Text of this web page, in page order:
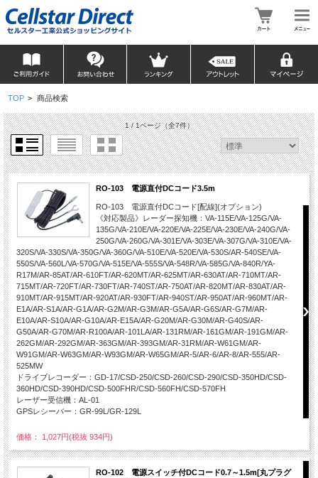
TOP > 商品検索
1 / 1ページ（全7件）
RO-103 電源直付DCコード3.5m
RO-103 電源直付DCコード[配線](オプション)
《対応製品》レーダー探知機：VA-115E/VA-125G/VA-
135G/VA-210E/VA-220E/VA-225E/VA-230E/VA-240G/VA-
250G/VA-260G/VA-301E/VA-303E/VA-307G/VA-310E/VA-
320S/VA-330S/VA-350G/VA-360G/VA-510E/VA-520E/VA-530S/AR-540SE/VA-
550S/VA-560L/VA-570G/VA-515E/VA-555S/VA-548R/VA-585G/VA-840R/YA-
R17M/AR-85AT/AR-610FT/AR-620MT/AR-625MT/AR-630AT/AR-710MT/AR-
715MT/AR-720FT/AR-730FT/AR-740ST/AR-750AT/AR-820MT/AR-830AT/AR-
910MT/AR-915MT/AR-920AT/AR-930FT/AR-940ST/AR-950AT/AR-960MT/AR-
E1A/AR-S1A/AR-G1A/AR-G2M/AR-G3M/AR-G5A/AR-G6S/AR-G7M/AR-
E10A/AR-S10A/AR-G10A/AR-E15A/AR-G20M/AR-G30M/AR-G40S/AR-
G50A/AR-G70M/AR-R100A/AR-101LA/AR-131RM/AR-161GM/AR-191GM/AR-
262GM/AR-292GM/AR-363GM/AR-393GM/AR-31RM/AR-W61GM/AR-
W91GM/AR-W63GM/AR-W93GM/AR-W65GM/AR-5/AR-6/AR-8/AR-555/AR-
525MW
ドライブレコーダー：GD-17/CSD-250/CSD-260/CSD-290/CSD-350HD/CSD-
360HD/CSD-390HD/CSD-500FHR/CSD-560FH/CSD-570FH
レーザー受信機：AL-01
GPSレシーバー：GR-99L/GR-129L
価格： 1,027円(税抜 934円)
RO-102 電源スイッチ付DCコード0.7～1.5m[丸プラグ